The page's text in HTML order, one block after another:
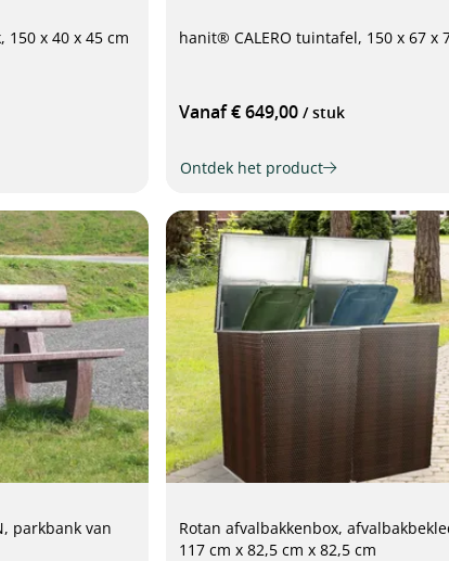
150 x 40 x 45 cm hanit® CALERO tuintafel, 150 x 67
Vanaf € 649,00 / stuk
Ontdek het product
parkbank van
Rotan afvalbakkenbox,
117 cm x 82,5 cm x 82,5 cm